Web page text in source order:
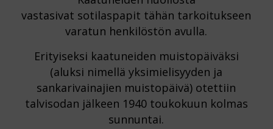
vastasivat sotilaspapit tähän tarkoitukseen
varatun henkilöstön avulla.
Erityiseksi kaatuneiden muistopäiväksi
(aluksi nimellä yksimielisyyden ja
sankarivainajien muistopäivä) otettiin
talvisodan jälkeen 1940 toukokuun kolmas
sunnuntai.